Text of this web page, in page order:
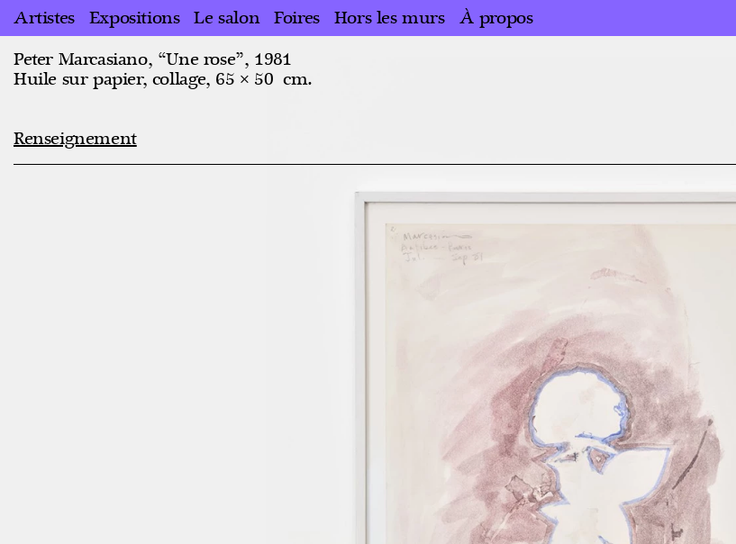
Artistes Expositions Le salon Foires Hors les murs À propos
Peter Marcasiano, “Une rose”, 1981
Huile sur papier, collage, 65 × 50 cm.
Renseignement